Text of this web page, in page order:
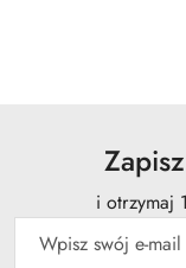
i otrzymaj